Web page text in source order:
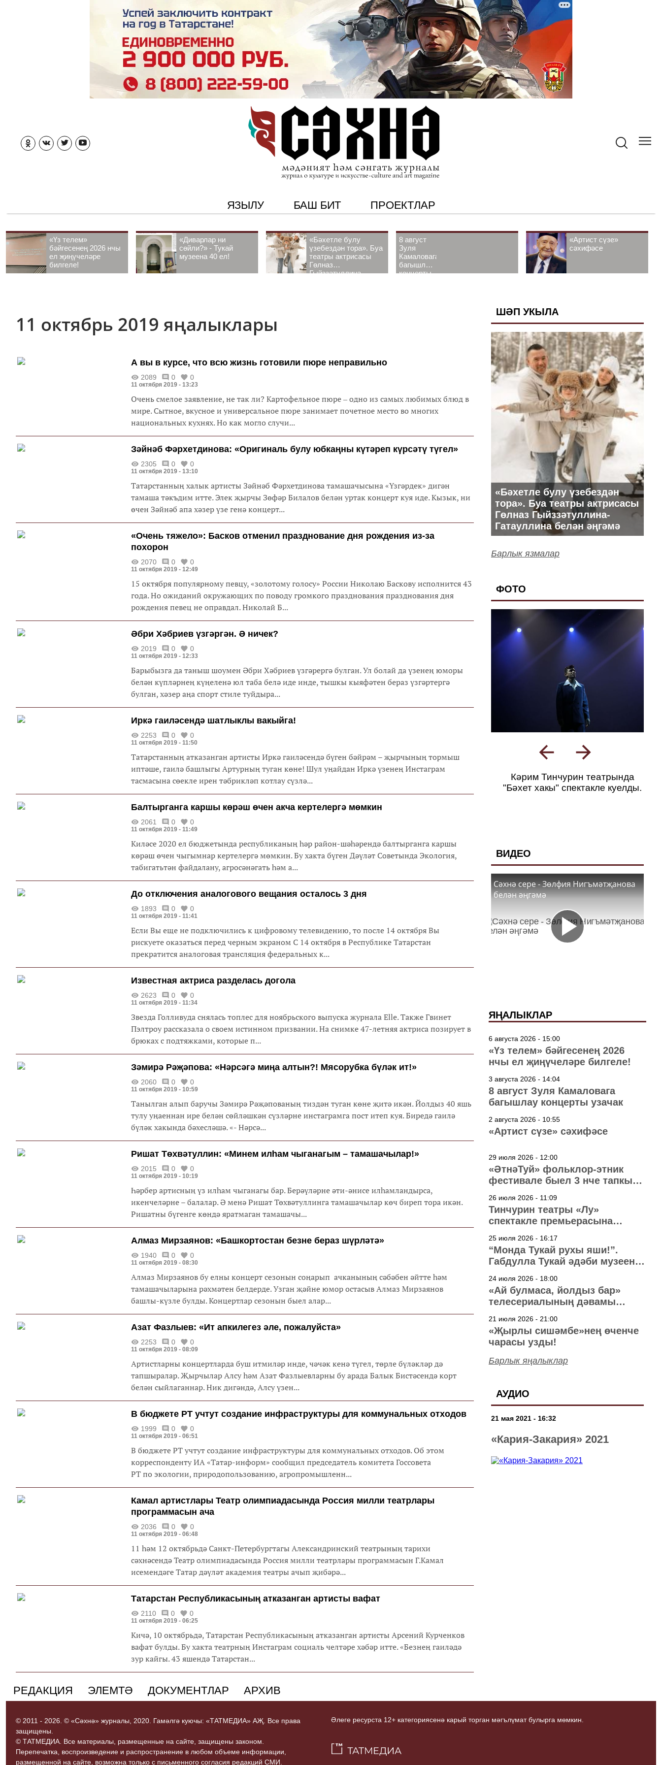
ЯЗЫЛУ БАШ БИТ ПРОЕКТЛАР
«Үз телем»
бәйгесенең 2026 нчы
ел җиңүчеләре
билгеле!
«Диварлар ни
сөйли?» - Тукай
музеена 40 ел!
«Бәхетле булу
үзебездән тора». Буа
театры актрисасы
Гөлназ
Гыйззәтуллина-
8 август
Зуля
Камаловага
багышлау
концерты
«Артист сүзе»
сәхифәсе
11 октябрь 2019 яңалыклары
А вы в курсе, что всю жизнь готовили пюре неправильно
2089 0 0
11 октября 2019 - 13:23
Очень смелое заявление, не так ли? Картофельное пюре ‒ одно из самых любимых блюд в
мире. Сытное, вкусное и универсальное пюре занимает почетное место во многих
национальных кухнях. Но как могло случи...
Зәйнәб Фәрхетдинова: «Оригиналь булу юбкаңны күтәреп күрсәтү түгел»
2305 0 0
11 октября 2019 - 13:10
Татарстанның халык артисты Зәйнәб Фәрхетдинова тамашачысына «Үзгәрдек» дигән
тамаша тәкъдим итте. Элек җырчы Зөфәр Билалов белән уртак концерт куя иде. Кызык, ни
өчен Зәйнәб апа хәзер үзе генә концерт...
«Очень тяжело»: Басков отменил празднование дня рождения из-за
похорон
2070 0 0
11 октября 2019 - 12:49
15 октября популярному певцу, «золотому голосу» России Николаю Баскову исполнится 43
года. Но ожиданий окружающих по поводу громкого празднования празднования дня
рождения певец не оправдал. Николай Б...
Әбри Хәбриев үзгәргән. Ә ничек?
2019 0 0
11 октября 2019 - 12:33
Барыбызга да таныш шоумен Әбри Хәбриев үзгәрергә булган. Ул болай да үзенең юморы
белән күпләрнең күңеленә юл таба белә иде инде, тышкы кыяфәтен бераз үзгәртергә
булган, хәзер аңа спорт стиле туйдыра...
Иркә гаиләсендә шатлыклы вакыйга!
2253 0 0
11 октября 2019 - 11:50
Татарстанның атказанган артисты Иркә гаиләсендә бүген бәйрәм – җырчының тормыш
иптәше, гаилә башлыгы Артурның туган көне! Шул уңайдан Иркә үзенең Инстаграм
тасмасына сөекле ирен тәбрикләп котлау сүзлә...
Балтырганга каршы көрәш өчен акча кертелергә мөмкин
2061 0 0
11 октября 2019 - 11:49
Киләсе 2020 ел бюджетында республиканың һәр район-шәһәрендә балтырганга каршы
көрәш өчен чыгымнар кертелергә мөмкин. Бу хакта бүген Дәүләт Советында Экология,
табигатьтән файдалану, агросәнәгать һәм а...
До отключения аналогового вещания осталось 3 дня
1893 0 0
11 октября 2019 - 11:41
Если Вы еще не подключились к цифровому телевидению, то после 14 октября Вы
рискуете оказаться перед черным экраном С 14 октября в Республике Татарстан
прекратится аналоговая трансляция федеральных к...
Известная актриса разделась догола
2623 0 0
11 октября 2019 - 11:34
Звезда Голливуда снялась топлес для ноябрьского выпуска журнала Elle. Также Гвинет
Пэлтроу рассказала о своем истинном призвании. На снимке 47-летняя актриса позирует в
брюках с подтяжками, которые п...
Зәмирә Рәҗәпова: «Нәрсәгә миңа алтын?! Мясорубка бүләк ит!»
2060 0 0
11 октября 2019 - 10:59
Танылган алып баручы Зәмирә Рәҗәпованың тиздән туган көне җитә икән. Йолдыз 40 яшь
тулу уңаеннан ире белән сөйләшкән сүзләрне инстаграмга пост итеп куя. Биредә гаилә
бүләк хакында бәхесләшә. «- Нәрсә...
Ришат Төхвәтуллин: «Минем илһам чыганагым – тамашачылар!»
2015 0 0
11 октября 2019 - 10:19
Һәрбер артисның үз илһам чыганагы бар. Берәүләрне әти-әнисе илһамландырса,
икенчеләрне – балалар. Ә менә Ришат Төхвәтуллинга тамашачылар көч биреп тора икән.
Ришатны бүгенге көндә яратмаган тамашачы...
Алмаз Мирзаянов: «Башкортoстан безне бераз шүрләтә»
1940 0 0
11 октября 2019 - 08:30
Алмаз Мирзаянов бу елны концерт сезонын соңарып ачканының сәбәбен әйтте һәм
тамашачыларына рәхмәтен белдерде. Узган җәйне юмор остасыв Алмаз Мирзаянов
башлы-күзле булды. Концертлар сезонын быел алар...
Азат Фазлыев: «Ит апкилегез әле, пожалуйста»
2253 0 0
11 октября 2019 - 08:09
Артистларны концертларда буш итмиләр инде, чәчәк кенә түгел, төрле бүләкләр дә
тапшыралар. Җырчылар Алсу һәм Азат Фазлыевларны бу арада Балык Бистәсендә корт
белән сыйлаганнар. Ник дигәндә, Алсу үзен...
В бюджете РТ учтут создание инфраструктуры для коммунальных отходов
1999 0 0
11 октября 2019 - 06:51
В бюджете РТ учтут создание инфраструктуры для коммунальных отходов. Об этом
корреспонденту ИА «Татар-информ» сообщил председатель комитета Госсовета
РТ по экологии, природопользованию, агропромышленн...
Камал артистлары Театр олимпиадасында Россия милли театрлары
программасын ача
2036 0 0
11 октября 2019 - 06:48
11 һәм 12 октябрьдә Санкт-Петербургтагы Александринский театрының тарихи
сәхнәсендә Театр олимпиадасында Россия милли театрлары программасын Г.Камал
исемендәге Татар дәүләт академия театры ачып җибәрә...
Татарстан Республикасының атказанган артисты вафат
2110 0 0
11 октября 2019 - 06:25
Кичә, 10 октябрьдә, Татарстан Республикасының атказанган артисты Арсений Курченков
вафат булды. Бу хакта театрның Инстаграм социаль челтәре хәбәр итте. «Безнең гаиләдә
зур кайгы. 43 яшендә Татарстан...
ШӘП УКЫЛА
«Бәхетле булу үзебездән
тора». Буа театры актрисасы
Гөлназ Гыйззәтуллина-
Гатауллина белән әңгәмә
Барлык язмалар
ФОТО
Кәрим Тинчурин театрында
"Бәхет хакы" спектакле куелды.
ВИДЕО
Сәхнә сере - Зөлфия Нигъмәтҗанова
белән әңгәмә
ЯҢАЛЫКЛАР
6 августа 2026 - 15:00
«Үз телем» бәйгесенең 2026
нчы ел җиңүчеләре билгеле!
3 августа 2026 - 14:04
8 август Зуля Камаловага
багышлау концерты узачак
2 августа 2026 - 10:55
«Артист сүзе» сәхифәсе
29 июля 2026 - 12:00
«ӘтнәТуй» фольклор-этник
фестивале быел 3 нче тапкыр
26 июля 2026 - 11:09
Тинчурин театры «Лу»
спектакле премьерасына
25 июля 2026 - 16:17
“Монда Тукай рухы яши!”.
Габдулла Тукай әдәби музеена
24 июля 2026 - 18:00
«Ай булмаса, йолдыз бар»
телесериалының дәвамы
21 июля 2026 - 21:00
«Җырлы сишәмбе»нең өченче
чарасы узды!
Барлык яңалыклар
АУДИО
21 мая 2021 - 16:32
«Кария-Закария» 2021
РЕДАКЦИЯ ЭЛЕМТӘ ДОКУМЕНТЛАР АРХИВ
© 2011 - 2026. © «Сәхнә» журналы, 2020. Гамәлгә куючы: «ТАТМЕДИА» АҖ. Все права
защищены.
© ТАТМЕДИА. Все материалы, размещенные на сайте, защищены законом.
Перепечатка, воспроизведение и распространение в любом объеме информации,
размещенной на сайте, возможна только с письменного согласия редакций СМИ.
Әлеге ресурста 12+ категориясенә карый торган мәгълүмат булырга мөмкин.